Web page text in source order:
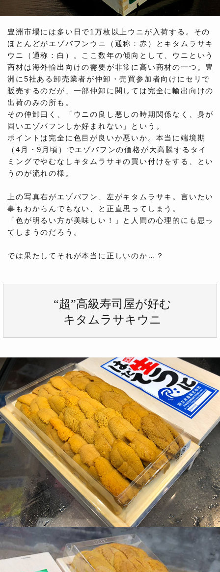
豊洲市場には多い日で1万枚以上ウニが入荷する。その
ほとんどがエゾバフンウニ（通称：赤）とキタムラサキ
ウニ（通称：白）。ここ数年の傾向として、ウニという
商材は海外輸出向けの需要が非常に高い商材の一つ。豊
洲に5社ある卸売業者が仲卸・売買参加者向けにセリで
販売するのだが、一部仲卸に関しては完全に輸出向けの
出荷のみの所も。
その仲卸曰く、「ウニの良し悪しの時期関係なく、身が
固いエゾバフンしか好まれない」という。
ポイントは完全に色目が良いか悪いか。本当に端境期
（4月・9月頃）でエゾバフンの価格が大高騰するタイ
ミングでやむなしキタムラサキの買い付けをする、とい
うのが流れの様。
上の写真右がエゾバフン、左がキタムラサキ。言いたい
事もわからんでもない、と正直思ってしまう。
「色が明るい方が美味しい！」と人間の心理的にも思っ
てしまうのだろう。
では果たしてそれが本当に正しいのか…？
“超”高級寿司屋が好む
キタムラサキウニ